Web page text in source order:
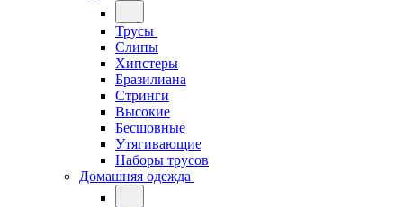
Трусы
Слипы
Хипстеры
Бразилиана
Стринги
Высокие
Бесшовные
Утягивающие
Наборы трусов
Домашняя одежда